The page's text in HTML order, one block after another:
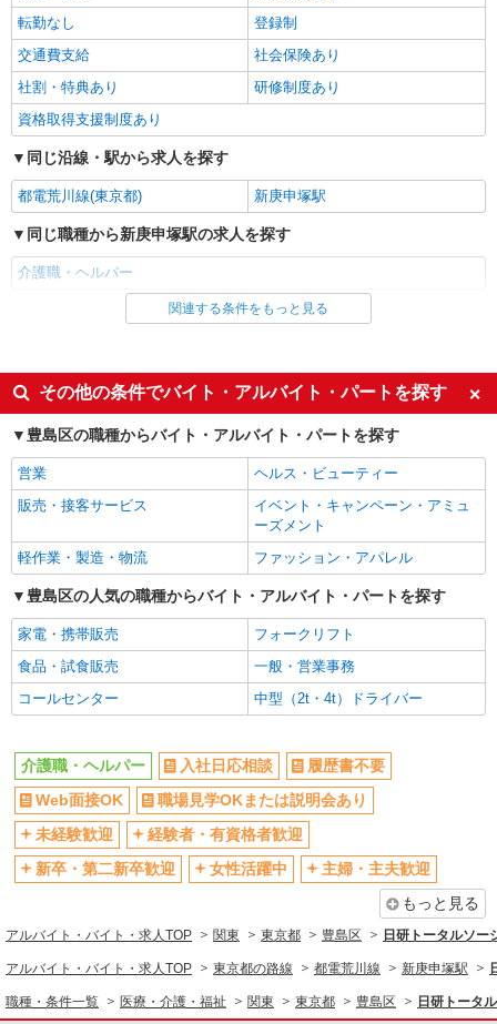
東京都豊島区
キープ 詳細を見る
派遣社員
株式会社kotrio /●SW-H1-2103126
大塚駅◎負担少なめの障がい者支援員★社会活
動の見守りなど
時給1650円〜2312円 ＜日払い有/週払い有/交
通費全支給(ガソリン代含む)＞
豊島区 最寄り：大塚駅
詳細を見る
株式会社kotrio /●SW-S-2087294
池袋駅☆未経験OK！デイサービスの生活サポ
ート♪パート募集◎
時給1550円〜2312円 ＜交通費全支給(ガソリ
豊島区内に多数
キープ 詳細を見る
派遣社員
株式会社kotrio /●SW-H1-2077341
新大塚駅▼シニアマンション▼フロアの巡回や
時給1650円〜2312円 ＜日払い有/週払い有/交
豊島区
キープ 詳細を見る
派遣社員
株式会社kotrio /●SW-H1-1981097
大塚*デイでの生活補助☆新たなスキルを身に
時給1550円〜2312円 ＜日払い有/週払い有/交
通費全支給(ガソリン代含む)＞
豊島区 最寄り：大塚駅
転勤なし
登録制
交通費支給
社会保険あり
社割・特典あり
研修制度あり
資格取得支援制度あり
同じ沿線・駅から求人を探す
都電荒川線(東京都) 新庚申塚駅
同じ職種から新庚申塚駅の求人を探す
介護職・ヘルパー
同じ雇用形態から新庚申塚駅の求人を探す
派遣社員
紹介予定派遣
同じ特徴から新庚申塚駅の求人を探す
入社日応相談
履歴書不要
Web面接OK
職場見学OKまたは説明会あり
経験者・有資格者歓迎
新卒・第二新卒歓迎
女性活躍中
主婦・主夫歓迎
フリーター歓迎
学歴不問
ブランクOK
ミドル（40代～）活躍中
エルダー（50代～）活躍中
シニア（60代～）活躍中
昇給あり
週払い
週2～3日勤務OK
時間や曜日が選べる・シフト自由
深夜
禁煙・分煙
残業ほぼなし
転勤なし
登録制
交通費支給
社会保険あり
資格取得支援制度あり
同じ職種から求人を探す
医療・介護・福祉
関連する条件をもっと見る
その他の条件でバイト・アルバイト・パートを探す
豊島区の職種からバイト・アルバイト・パートを探す
営業
ヘルス・ビューティー
販売・接客サービス
イベント・キャンペーン・アミュ
ーズメント
軽作業・製造・物流
ファッション・アパレル
豊島区の人気の職種からバイト・アルバイト・パートを探す
家電・携帯販売
フォークリフト
食品・試食販売
一般・営業事務
コールセンター
中型（2t・4t）ドライバー
介護職・ヘルパー 入社日応相談
履歴書不要
Web面接OK
職場見学OKまたは説明会あり
未経験歓迎
経験者・有資格者歓迎
新卒・第二新卒歓迎
女性活躍中
主婦・主夫歓迎
もっと見る
アルバイト・バイト・求人TOP 関東 東京都 豊島区 日研トータルソ
アルバイト・バイト・求人TOP 東京都の路線 都電荒川線 新庚申塚駅
職種・条件一覧 医療・介護・福祉 関東 東京都 豊島区 日研トータ